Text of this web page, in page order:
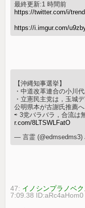
最終更新:1 時間前
https://twitter.com/i/
https://i.imgur.com/
【沖縄知事選挙】
・中道改革連合の小川
・立憲民主党は，玉城
公明県本が古謝氏推薦
⇨ 3党バラバラ，合流は
r.com/8LTSWLFatO
— 言霊 (@edmsedms3)
47: イノシンプラノベ
7:09.38 ID:aRc4aHom0